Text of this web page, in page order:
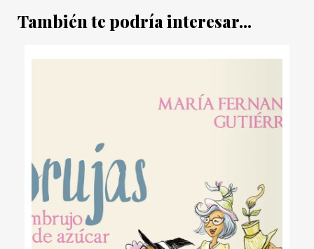
También te podría interesar...